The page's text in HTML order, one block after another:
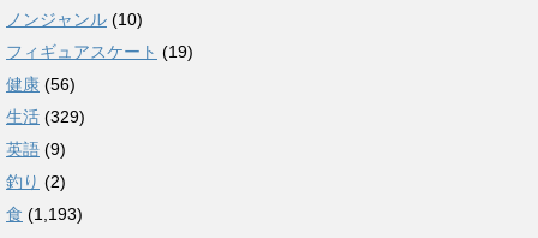
ノンジャンル (10)
フィギュアスケート (19)
健康 (56)
生活 (329)
英語 (9)
釣り (2)
食 (1,193)